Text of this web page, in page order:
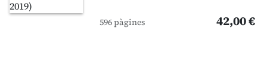
596 pàgines 42,00 €